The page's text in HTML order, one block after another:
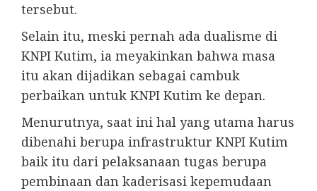
tersebut.
Selain itu, meski pernah ada dualisme di
KNPI Kutim, ia meyakinkan bahwa masa
itu akan dijadikan sebagai cambuk
perbaikan untuk KNPI Kutim ke depan.
Menurutnya, saat ini hal yang utama harus
dibenahi berupa infrastruktur KNPI Kutim
baik itu dari pelaksanaan tugas berupa
pembinaan dan kaderisasi kepemudaan